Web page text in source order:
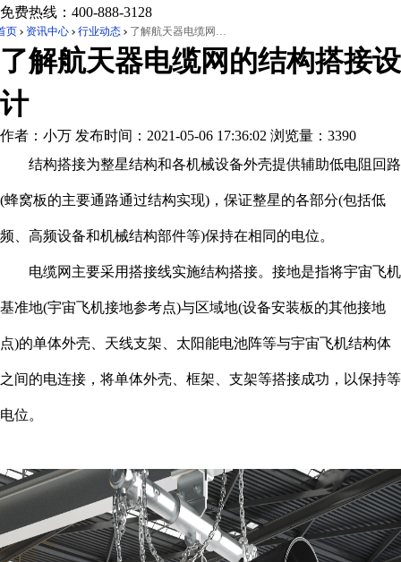
免费热线： 400-888-3128
页 资讯中心 行业动态 了解航天器电缆网的结构搭接设计
了解航天器电缆网的结构搭接设
计
作者：小万 发布时间：2021-05-06 17:36:02 浏览量：3390
结构搭接为整星结构和各机械设备外壳提供辅助低电阻回路
(蜂窝板的主要通路通过结构实现)，保证整星的各部分(包括低
频、高频设备和机械结构部件等)保持在相同的电位。
电缆网主要采用搭接线实施结构搭接。接地是指将宇宙飞机
基准地(宇宙飞机接地参考点)与区域地(设备安装板的其他接地
点)的单体外壳、天线支架、太阳能电池阵等与宇宙飞机结构体
之间的电连接，将单体外壳、框架、支架等搭接成功，以保持等
电位。